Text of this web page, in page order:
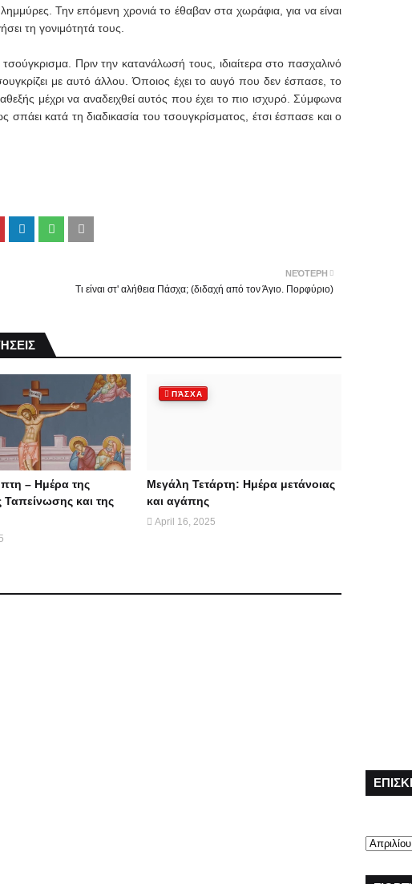
Την επόμενη χρονιά το έθαβαν στα χωράφια, για να είναι
τη γονιμότητά τους.
Πριν την κατανάλωσή τους, ιδιαίτερα στο πασχαλινό
με αυτό άλλου. Όποιος έχει το αυγό που δεν έσπασε, το
μέχρι να αναδειχθεί αυτός που έχει το πιο ισχυρό. Σύμφωνα
κατά τη διαδικασία του τσουγκρίσματος, έτσι έσπασε και ο
ΝΕΌΤΕΡΗ
Τι είναι στ' αλήθεια Πάσχα; (διδαχή από τον Άγιο. Πορφύριο)
– Ημέρα της
Ταπείνωσης και της
ΠΆΣΧΑ
Μεγάλη Τετάρτη: Ημέρα μετάνοιας
και αγάπης
April 16, 2025